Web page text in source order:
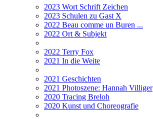
2023 Wort Schrift Zeichen
2023 Schulen zu Gast X
2022 Beau comme un Buren ...
2022 Ort & Subjekt
2022 Terry Fox
2021 In die Weite
2021 Geschichten
2021 Photoszene: Hannah Villiger
2020 Tracing Breloh
2020 Kunst und Choreografie